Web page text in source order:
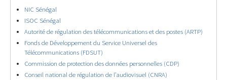
NIC Sénégal
ISOC Sénégal
Autorité de régulation des télécommunications et des postes (ARTP)
Fonds de Développement du Service Universel des
Télécommunications (FDSUT)
Commission de protection des données personnelles (CDP)
Conseil national de régulation de l’audiovisuel (CNRA)